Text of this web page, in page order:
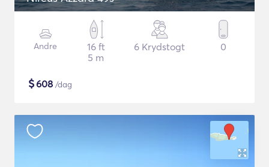
Andre
16 ft
5 m
6 Krydstogt 0
$608 /dag